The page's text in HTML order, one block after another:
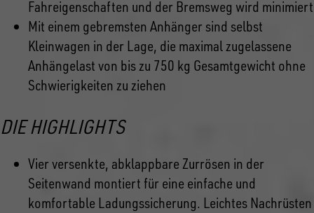
Fahreigenschaften und der Bremsweg wird minimiert
Mit einem gebremsten Anhänger sind selbst
Kleinwagen in der Lage, die maximal zugelassene
Anhängelast von bis zu 750 kg Gesamtgewicht ohne
Schwierigkeiten zu ziehen
DIE HIGHLIGHTS
Vier versenkte, abklappbare Zurrösen in der
Seitenwand montiert für eine einfache und
komfortable Ladungssicherung. Leichtes Nachrüsten